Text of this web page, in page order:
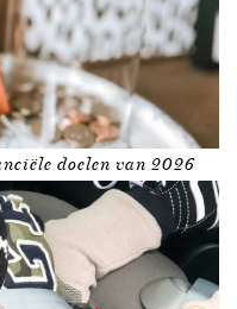
doelen van 2026